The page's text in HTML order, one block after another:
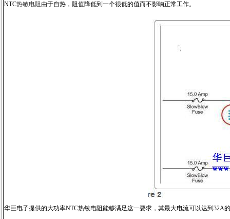
NTC热敏电阻 由于自热，阻值降低到一个很低的值而不影响正常工作。
华巨电子提供的大功率NTC热敏电阻能够满足这一要求，其最大电流可以达到32A